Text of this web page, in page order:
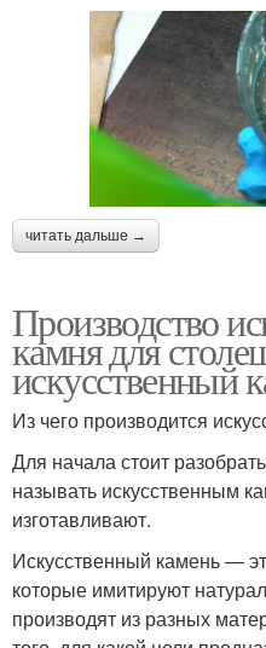
читать дальше →
Производство
камня для
искусственный
Из чего производится
Для начала стоит
называть искусственным
изготавливают.
Искусственный камень —
которые имитируют
производят из разных